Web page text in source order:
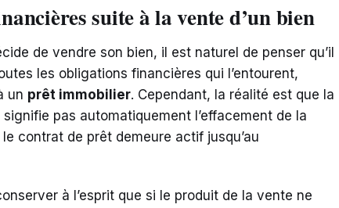
suite à la vente d’un bien
de vendre son bien, il est naturel de penser qu’il
les obligations financières qui l’entourent,
un prêt immobilier. Cependant, la réalité est que la
pas automatiquement l’effacement de la
contrat de prêt demeure actif jusqu’au
à l’esprit que si le produit de la vente ne